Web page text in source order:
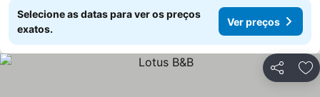
Selecione as datas para ver os preços
exatos.
Ver preços
Partilhar